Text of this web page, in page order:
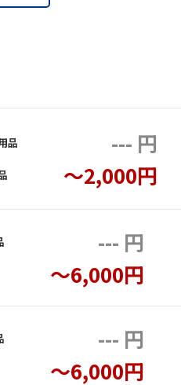
品 --- 円
～2,000円
--- 円
～6,000円
--- 円
～6,000円